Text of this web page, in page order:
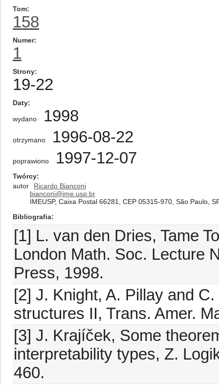
Tom
158
Numer
1
Strony
19-22
Daty
wydano 1998
otrzymano 1996-08-22
poprawiono 1997-12-07
Twórcy
autor
Ricardo Bianconi
bianconi@ime.usp.br
IMEUSP, Caixa Postal 66281, CEP 05315-970, São Paulo,
Bibliografia
[1] L. van den Dries, Tame
London Math. Soc. Lecture
Press, 1998.
[2] J. Knight, A. Pillay and
structures II, Trans. Amer.
[3] J. Krajíček, Some
interpretability types, Z.
460.